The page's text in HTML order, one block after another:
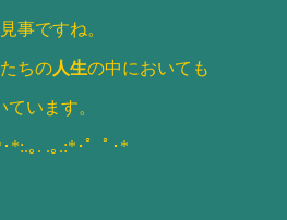
事ですね。
ちの人生の中においても
います。
*:.｡. .｡.:*･゜ﾟ･*